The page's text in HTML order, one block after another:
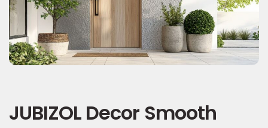
JUBIZOL Decor Smooth